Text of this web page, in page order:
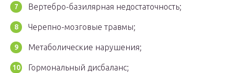
Вертебро-базилярная недостаточность;
Черепно-мозговые травмы;
Метаболические нарушения;
Гормональный дисбаланс;